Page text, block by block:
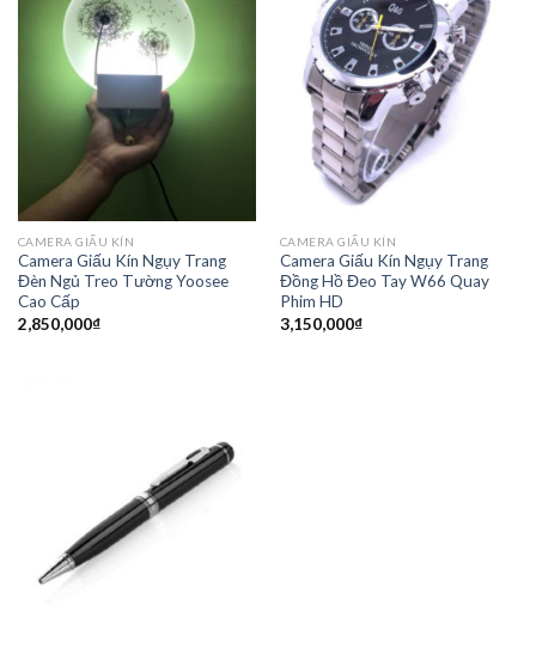
CAMERA GIẤU KÍN
Camera Giấu Kín Ngụy Trang
Đèn Ngủ Treo Tường Yoosee
Cao Cấp
2,850,000₫
CAMERA GIẤU KÍN
Camera Giấu Kín Ngụy Trang
Đồng Hồ Đeo Tay W66 Quay
Phim HD
3,150,000₫